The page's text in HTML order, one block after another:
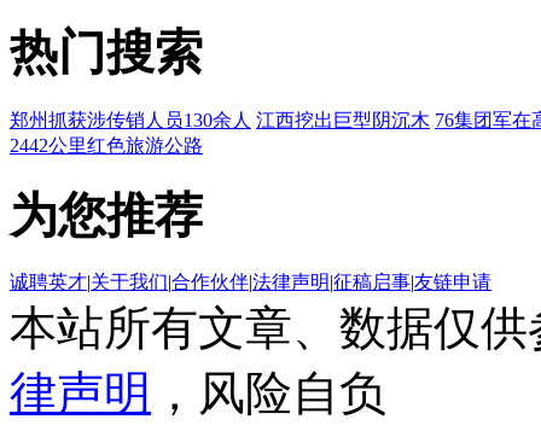
热门搜索
郑州抓获涉传销人员130余人 江西挖出巨型阴沉木 76集团军在
2442公里红色旅游公路
为您推荐
诚聘英才|关于我们|合作伙伴|法律声明|征稿启事|友链申请
本站所有文章、数据仅
律声明 ，风险自负